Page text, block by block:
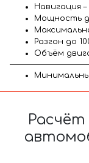
Навигация
Мощность
Разгон до
Объём